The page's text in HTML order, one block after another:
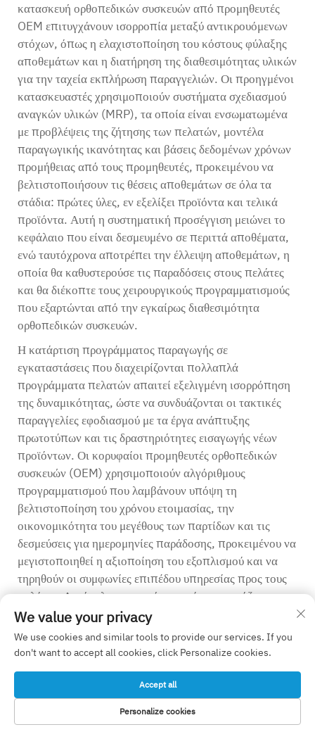
κατασκευή ορθοπεδικών συσκευών από προμηθευτές
OEM επιτυγχάνουν ισορροπία μεταξύ αντικρουόμενων
στόχων, όπως η ελαχιστοποίηση του κόστους φύλαξης
αποθεμάτων και η διατήρηση της διαθεσιμότητας υλικών
για την ταχεία εκπλήρωση παραγγελιών. Οι προηγμένοι
κατασκευαστές χρησιμοποιούν συστήματα σχεδιασμού
αναγκών υλικών (MRP), τα οποία είναι ενσωματωμένα
με προβλέψεις της ζήτησης των πελατών, μοντέλα
παραγωγικής ικανότητας και βάσεις δεδομένων χρόνων
προμήθειας από τους προμηθευτές, προκειμένου να
βελτιστοποιήσουν τις θέσεις αποθεμάτων σε όλα τα
στάδια: πρώτες ύλες, εν εξελίξει προϊόντα και τελικά
προϊόντα. Αυτή η συστηματική προσέγγιση μειώνει το
κεφάλαιο που είναι δεσμευμένο σε περιττά αποθέματα,
ενώ ταυτόχρονα αποτρέπει την έλλειψη αποθεμάτων, η
οποία θα καθυστερούσε τις παραδόσεις στους πελάτες
και θα διέκοπτε τους χειρουργικούς προγραμματισμούς
που εξαρτώνται από την εγκαίρως διαθεσιμότητα
ορθοπεδικών συσκευών.
Η κατάρτιση προγράμματος παραγωγής σε
εγκαταστάσεις που διαχειρίζονται πολλαπλά
προγράμματα πελατών απαιτεί εξελιγμένη ισορρόπηση
της δυναμικότητας, ώστε να συνδυάζονται οι τακτικές
παραγγελίες εφοδιασμού με τα έργα ανάπτυξης
πρωτοτύπων και τις δραστηριότητες εισαγωγής νέων
προϊόντων. Οι κορυφαίοι προμηθευτές ορθοπεδικών
συσκευών (OEM) χρησιμοποιούν αλγόριθμους
προγραμματισμού που λαμβάνουν υπόψη τη
βελτιστοποίηση του χρόνου ετοιμασίας, την
οικονομικότητα του μεγέθους των παρτίδων και τις
δεσμεύσεις για ημερομηνίες παράδοσης, προκειμένου να
μεγιστοποιηθεί η αξιοποίηση του εξοπλισμού και να
τηρηθούν οι συμφωνίες επιπέδου υπηρεσίας προς τους
πελάτες. Αυτή η λειτουργική αριστεία μεταφράζεται σε
προβλέψιμους χρόνους παράδοσης, αξιόπιστη απόδοση
παράδοσης και διαφανή επικοινωνία σχετικά με την
κατάσταση της παραγωγής, την οποία απαιτούν οι
διαδικασίες σχεδιασμού και τις δεσμεύσεις τους
απέναντι στους πελάτες τους στον τομέα της
υγειονομικής περίθαλψης.
ΗΛΕΚΤΡΟΝΙΚΌ
We value your privacy
We use cookies and similar tools to provide our services. If you
don't want to accept all cookies, click Personalize cookies.
Personalize cookies
Accept all